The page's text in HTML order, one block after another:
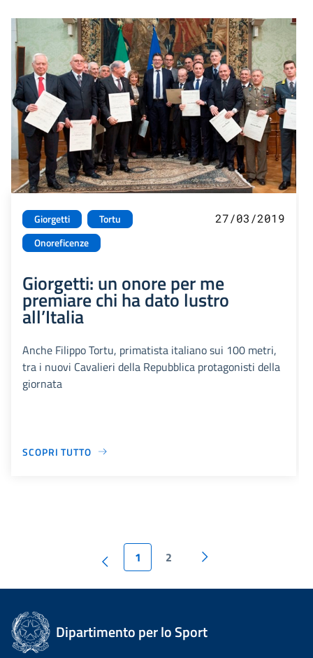
Giorgetti
Tortu
Onoreficenze
27/03/2019
Giorgetti: un onore per me
premiare chi ha dato lustro
all’Italia
Anche Filippo Tortu, primatista italiano sui 100 metri,
tra i nuovi Cavalieri della Repubblica protagonisti della
giornata
SCOPRI TUTTO
1 2
Dipartimento per lo Sport